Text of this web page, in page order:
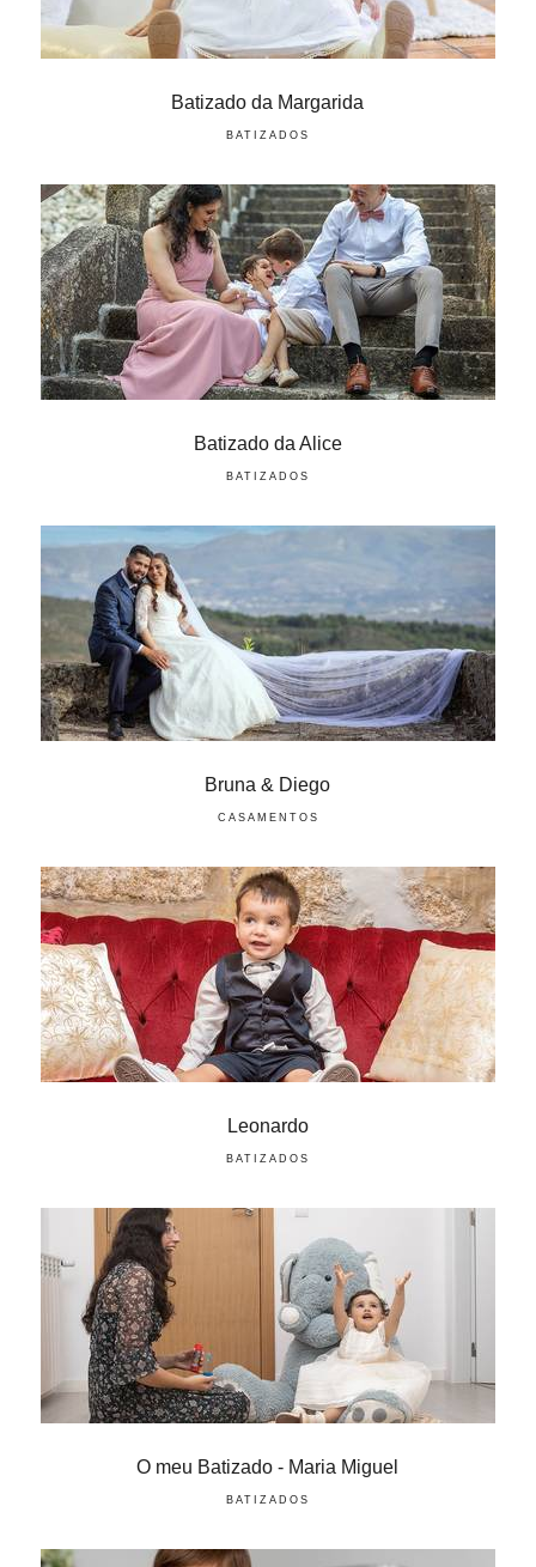
Batizado da Margarida
BATIZADOS
Batizado da Alice
BATIZADOS
Bruna & Diego
CASAMENTOS
Leonardo
BATIZADOS
O meu Batizado - Maria Miguel
BATIZADOS